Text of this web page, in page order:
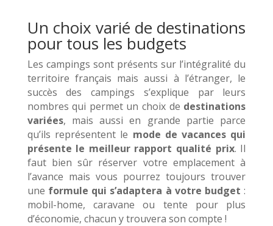
Un choix varié de destinations
pour tous les budgets
Les campings sont présents sur l’intégralité du
territoire français mais aussi à l’étranger, le
succès des campings s’explique par leurs
nombres qui permet un choix de destinations
variées, mais aussi en grande partie parce
qu’ils représentent le mode de vacances qui
présente le meilleur rapport qualité prix. Il
faut bien sûr réserver votre emplacement à
l’avance mais vous pourrez toujours trouver
une formule qui s’adaptera à votre budget :
mobil-home, caravane ou tente pour plus
d’économie, chacun y trouvera son compte !